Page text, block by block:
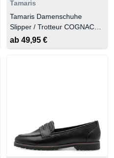
Tamaris
Tamaris Damenschuhe
Slipper / Trotteur COGNAC
PATENT
ab 49,95 €